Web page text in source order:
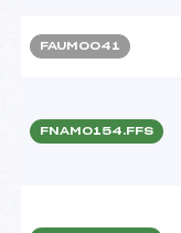
FAUM0041
FNAM0154.FFS